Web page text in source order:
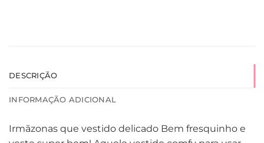
DESCRIÇÃO
INFORMAÇÃO ADICIONAL
Irmãzonas que vestido delicado Bem fresquinho e